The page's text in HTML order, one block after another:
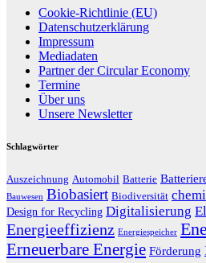
Cookie-Richtlinie (EU)
Datenschutzerklärung
Impressum
Mediadaten
Partner der Circular Economy
Termine
Über uns
Unsere Newsletter
Schlagwörter
Auszeichnung Automobil Batterie
Bauwesen Biobasiert Biodiversität
Design for Recycling Digitalisierung
Energieeffizienz Energiespeicher
Erneuerbare Energie Förderung